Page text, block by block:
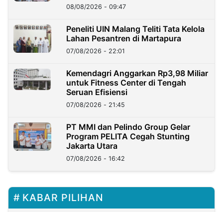
08/08/2026 - 09:47
Peneliti UIN Malang Teliti Tata Kelola
Lahan Pesantren di Martapura
07/08/2026 - 22:01
Kemendagri Anggarkan Rp3,98 Miliar
untuk Fitness Center di Tengah
Seruan Efisiensi
07/08/2026 - 21:45
PT MMI dan Pelindo Group Gelar
Program PELITA Cegah Stunting
Jakarta Utara
07/08/2026 - 16:42
KABAR PILIHAN